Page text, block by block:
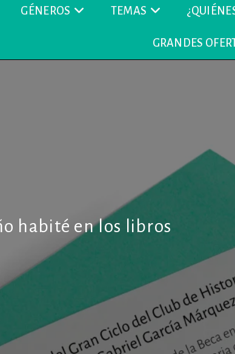
GÉNEROS TEMAS
GRANDES
habité en los libros